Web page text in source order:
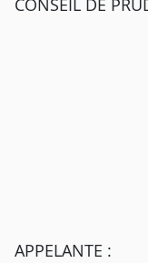
CONSEIL DE
APPELANTE :